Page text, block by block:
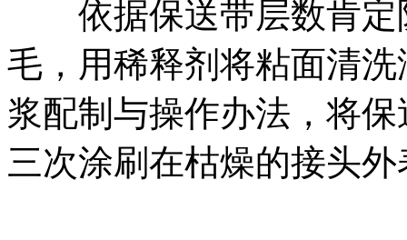
依据保送带层数肯定
毛，用稀释剂将粘面清
浆配制与操作办法，将
三次涂刷在枯燥的接头外